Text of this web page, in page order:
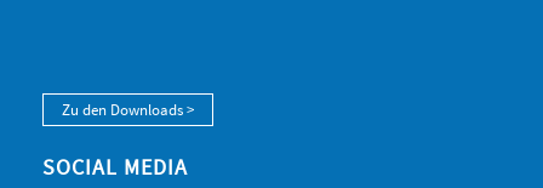
Zu den Downloads >
SOCIAL MEDIA